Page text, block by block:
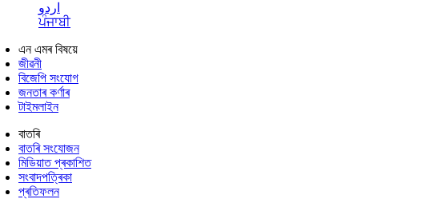
اردو
ਪੰਜਾਬੀ
এন এমৰ বিষয়ে
জীৱনী
বিজেপি সংযোগ
জনতাৰ কৰ্ণাৰ
টাইমলাইন
বাতৰি
বাতৰি সংযোজন
মিডিয়াত প্ৰকাশিত
সংবাদপত্ৰিকা
প্ৰতিফলন